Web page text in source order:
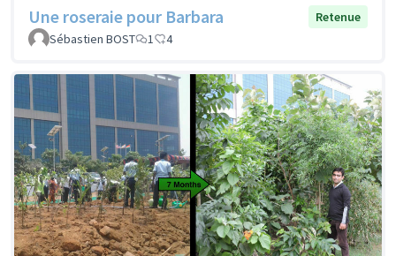
Une roseraie pour Barbara
Retenue
Sébastien BOST
1 4